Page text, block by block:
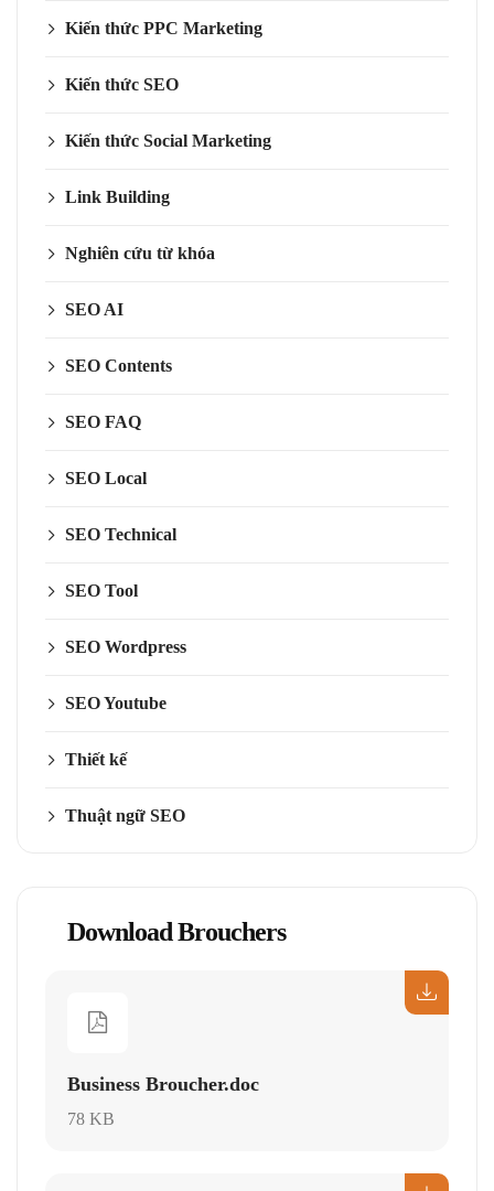
Kiến thức PPC Marketing
Kiến thức SEO
Kiến thức Social Marketing
Link Building
Nghiên cứu từ khóa
SEO AI
SEO Contents
SEO FAQ
SEO Local
SEO Technical
SEO Tool
SEO Wordpress
SEO Youtube
Thiết kế
Thuật ngữ SEO
Download Brouchers
Business Broucher.doc
78 KB